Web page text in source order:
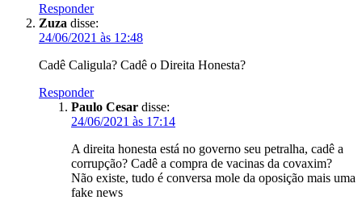
Responder
Zuza disse:
24/06/2021 às 12:48
Cadê Caligula? Cadê o Direita Honesta?
Responder
Paulo Cesar disse:
24/06/2021 às 17:14
A direita honesta está no governo seu petralha, cadê a
corrupção? Cadê a compra de vacinas da covaxim?
Não existe, tudo é conversa mole da oposição mais uma
fake news